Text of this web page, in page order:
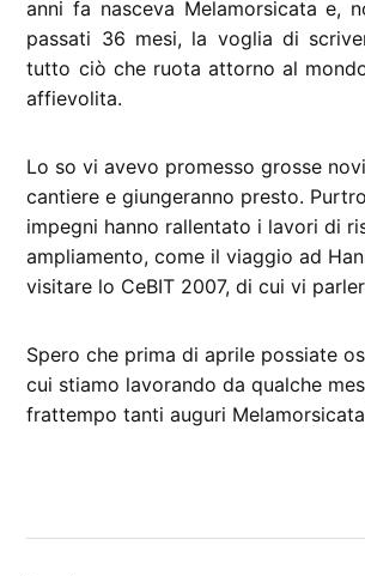
anni fa nasceva Melamorsicata e,
passati 36 mesi, la voglia di
tutto ciò che ruota attorno al
affievolita.
Lo so vi avevo promesso grosse
cantiere e giungeranno presto.
impegni hanno rallentato i lavori di
ampliamento, come il viaggio ad
visitare lo CeBIT 2007, di cui vi
Spero che prima di aprile possiate
cui stiamo lavorando da qualche
frattempo tanti auguri